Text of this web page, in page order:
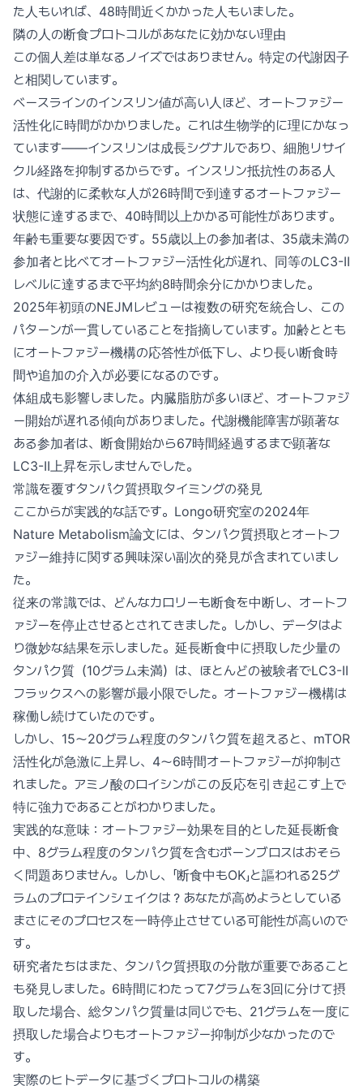
た人もいれば、48時間近くかかった人もいました。
隣の人の断食プロトコルがあなたに効かない理由
この個人差は単なるノイズではありません。特定の代謝因子
と相関しています。
ベースラインのインスリン値が高い人ほど、オートファジー
活性化に時間がかかりました。これは生物学的に理にかなっ
ています——インスリンは成長シグナルであり、細胞リサイ
クル経路を抑制するからです。インスリン抵抗性のある人
は、代謝的に柔軟な人が26時間で到達するオートファジー
状態に達するまで、40時間以上かかる可能性があります。
年齢も重要な要因です。55歳以上の参加者は、35歳未満の
参加者と比べてオートファジー活性化が遅れ、同等のLC3-II
レベルに達するまで平均約8時間余分にかかりました。
2025年初頭のNEJMレビューは複数の研究を統合し、この
パターンが一貫していることを指摘しています。加齢ととも
にオートファジー機構の応答性が低下し、より長い断食時
間や追加の介入が必要になるのです。
体組成も影響しました。内臓脂肪が多いほど、オートファジ
ー開始が遅れる傾向がありました。代謝機能障害が顕著な
ある参加者は、断食開始から67時間経過するまで顕著な
LC3-II上昇を示しませんでした。
常識を覆すタンパク質摂取タイミングの発見
ここからが実践的な話です。Longo研究室の2024年
Nature Metabolism論文には、タンパク質摂取とオートフ
ァジー維持に関する興味深い副次的発見が含まれていまし
た。
従来の常識では、どんなカロリーも断食を中断し、オートフ
ァジーを停止させるとされてきました。しかし、データはよ
り微妙な結果を示しました。延長断食中に摂取した少量の
タンパク質（10グラム未満）は、ほとんどの被験者でLC3-II
フラックスへの影響が最小限でした。オートファジー機構は
稼働し続けていたのです。
しかし、15〜20グラム程度のタンパク質を超えると、mTOR
活性化が急激に上昇し、4〜6時間オートファジーが抑制さ
れました。アミノ酸のロイシンがこの反応を引き起こす上で
特に強力であることがわかりました。
実践的な意味：オートファジー効果を目的とした延長断食
中、8グラム程度のタンパク質を含むボーンブロスはおそら
く問題ありません。しかし、「断食中もOK」と謳われる25グ
ラムのプロテインシェイクは？あなたが高めようとしている
まさにそのプロセスを一時停止させている可能性が高いので
す。
研究者たちはまた、タンパク質摂取の分散が重要であること
も発見しました。6時間にわたって7グラムを3回に分けて摂
取した場合、総タンパク質量は同じでも、21グラムを一度に
摂取した場合よりもオートファジー抑制が少なかったので
す。
実際のヒトデータに基づくプロトコルの構築